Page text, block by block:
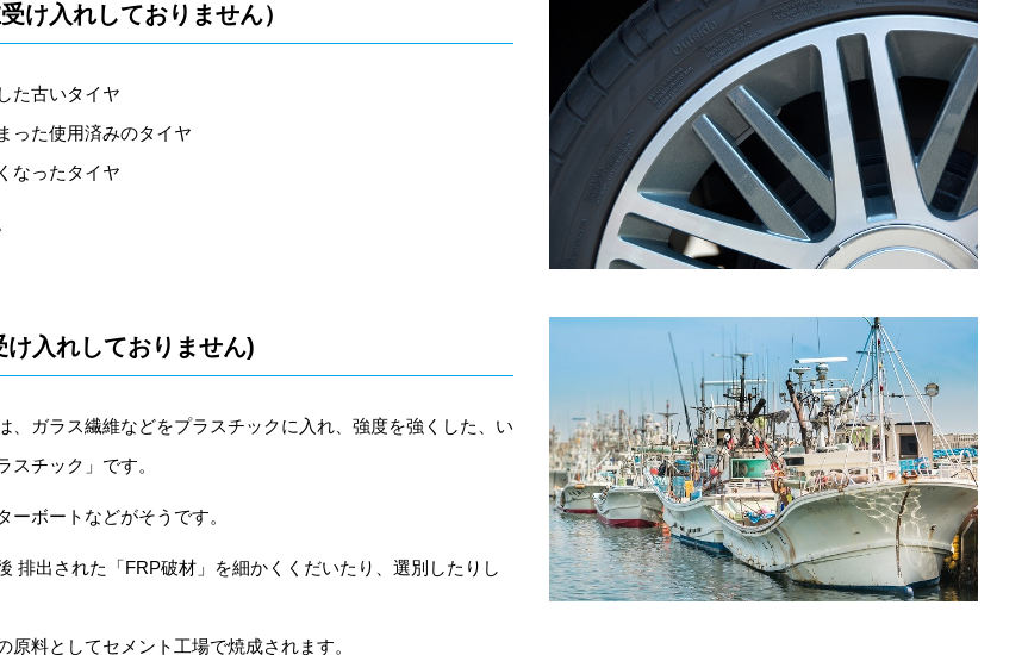
け入れしておりません）
た古いタイヤ
った使用済みのタイヤ
なったタイヤ
け入れしておりません)
、ガラス繊維などをプラスチックに入れ、強度を強くした、い
スチック」です。
ーボートなどがそうです。
排出された「FRP破材」を細かくくだいたり、選別したりし
原料としてセメント工場で焼成されます。